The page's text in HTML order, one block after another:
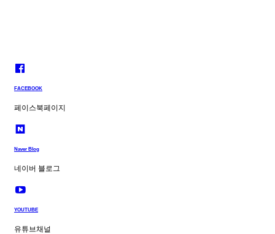
FACEBOOK
페이스북페이지
Naver Blog
네이버 블로그
YOUTUBE
유튜브채널